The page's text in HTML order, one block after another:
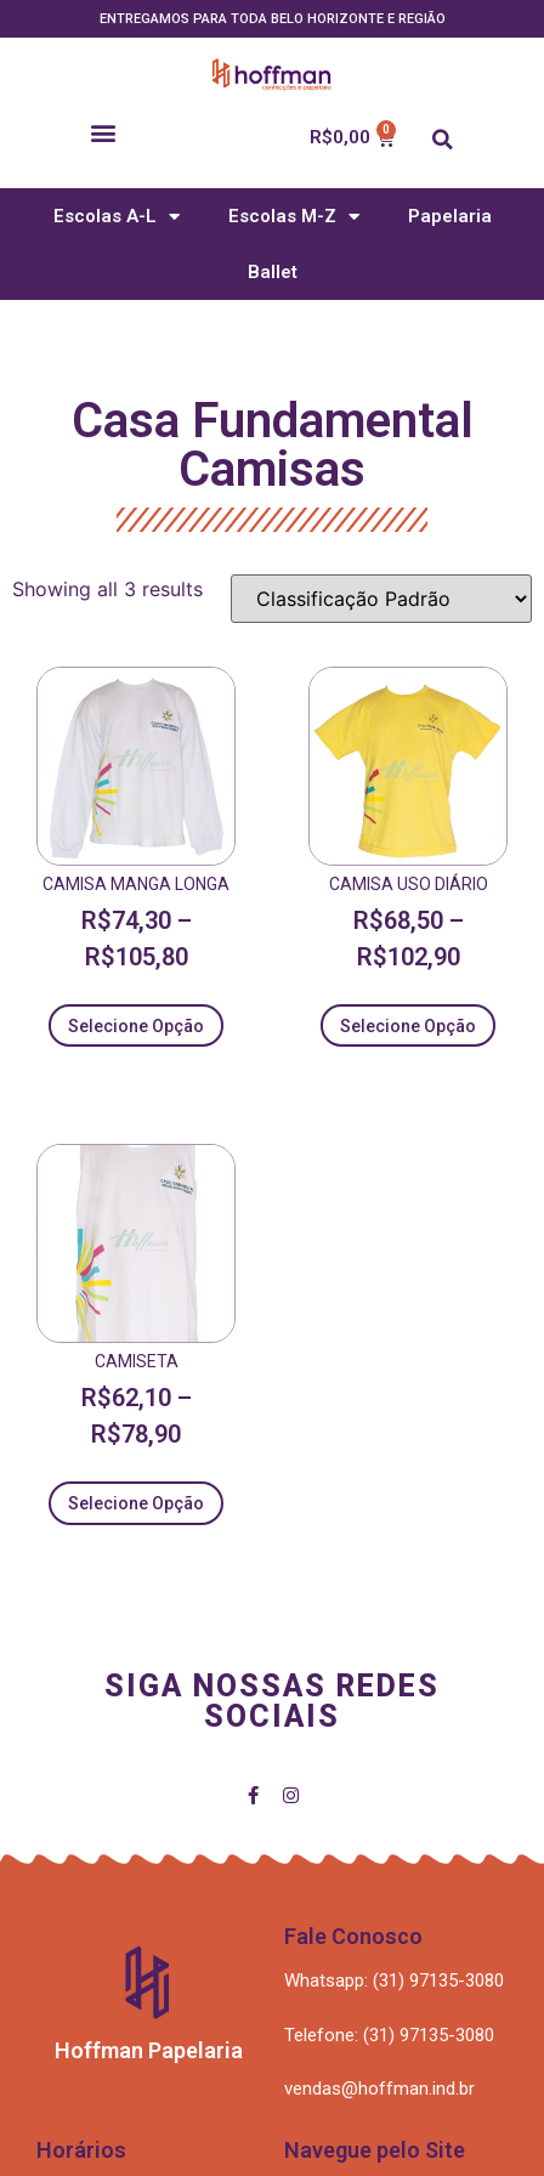
ENTREGAMOS PARA TODA BELO HORIZONTE E REGIÃO
R$0,00
Escolas A-L Escolas M-Z Papelaria
Ballet
Casa Fundamental
Camisas
Showing all 3 results
CAMISA MANGA LONGA
R$74,30–
R$105,80
Selecione Opção
CAMISA USO DIÁRIO
R$68,50–
R$102,90
Selecione Opção
CAMISETA
R$62,10–
R$78,90
Selecione Opção
SIGA NOSSAS REDES
SOCIAIS
Hoffman Papelaria
Fale Conosco
Whatsapp: (31) 97135-3080
Telefone: (31) 97135-3080
vendas@hoffman.ind.br
Horários Navegue pelo Site